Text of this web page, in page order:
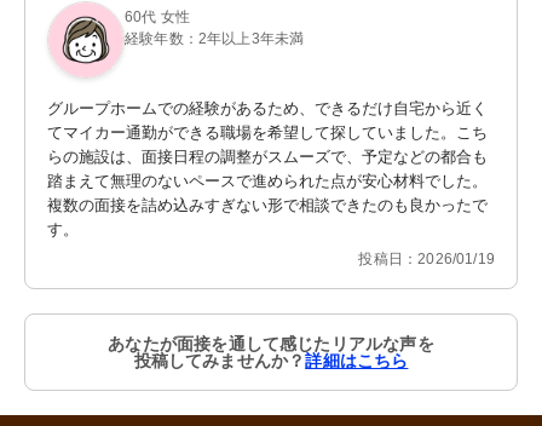
60代 女性
経験年数：2年以上3年未満
グループホームでの経験があるため、できるだけ自宅から近く
てマイカー通勤ができる職場を希望して探していました。こち
らの施設は、面接日程の調整がスムーズで、予定などの都合も
踏まえて無理のないペースで進められた点が安心材料でした。
複数の面接を詰め込みすぎない形で相談できたのも良かったで
す。
投稿日：2026/01/19
あなたが面接を通して感じたリアルな声を
投稿してみませんか？詳細はこちら